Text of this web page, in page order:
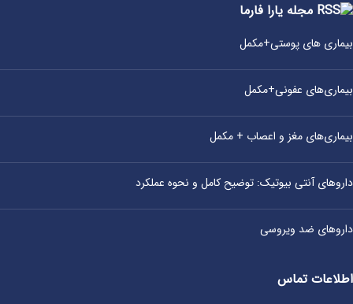
مجله یارا فارما
بیماری‌ های پوستی+مکمل
بیماری‌های عفونی+مکمل
بیماری‌های مغز و اعصاب + مکمل
داروهای آنتی‌ بیوتیک: توضیح کامل و نحوه عملکرد
داروهای ضد ویروسی
اطلاعات تماس